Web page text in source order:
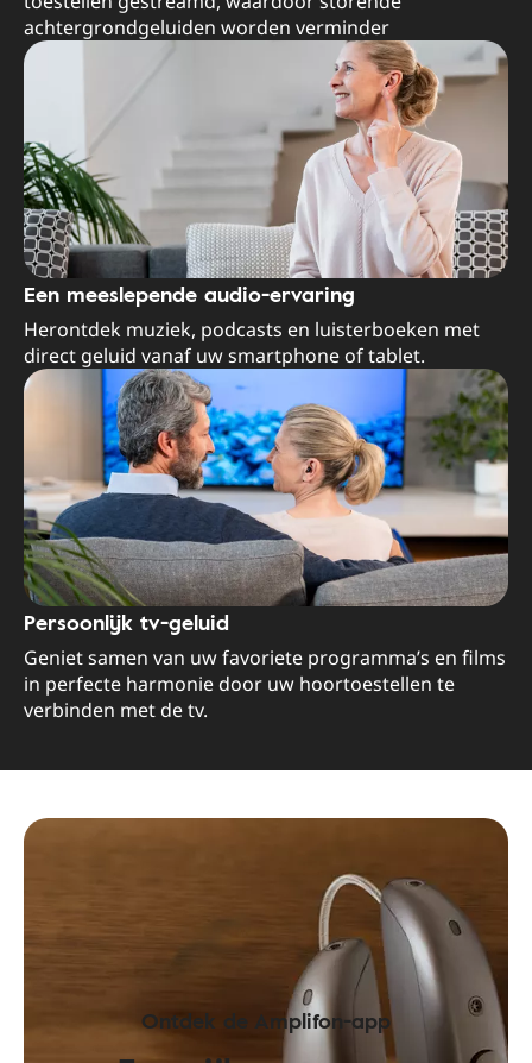
achtergrondgeluiden worden verminder
Een meeslepende audio-ervaring
Herontdek muziek, podcasts en luisterboeken met
direct geluid vanaf uw smartphone of tablet.
Persoonlijk tv-geluid
Geniet samen van uw favoriete programma’s en films
in perfecte harmonie door uw hoortoestellen te
verbinden met de tv.
Ontdek de Amplifon-app